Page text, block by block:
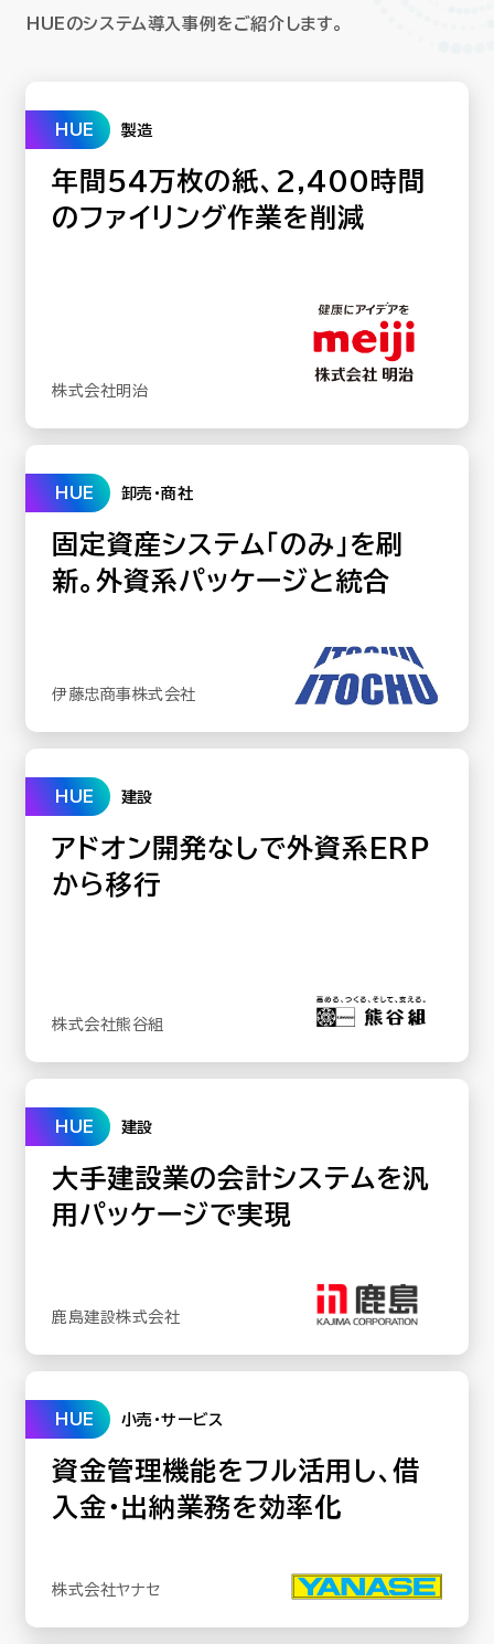
HUEのシステム導入事例をご紹介します。
HUE 製造
年間54万枚の紙、2,400時間
のファイリング作業を削減
株式会社明治
HUE 卸売･商社
固定資産システム「のみ」を刷
新。外資系パッケージと統合
伊藤忠商事株式会社
HUE 建設
アドオン開発なしで外資系ERP
から移行
株式会社熊谷組
HUE 建設
大手建設業の会計システムを汎
用パッケージで実現
鹿島建設株式会社
HUE 小売･サービス
資金管理機能をフル活用し、借
入金・出納業務を効率化
株式会社ヤナセ